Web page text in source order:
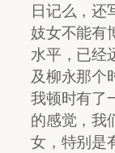
日记么，还
妓女不能有
水平，已经
及柳永那个
我顿时有了
的感觉，我
女，特别是